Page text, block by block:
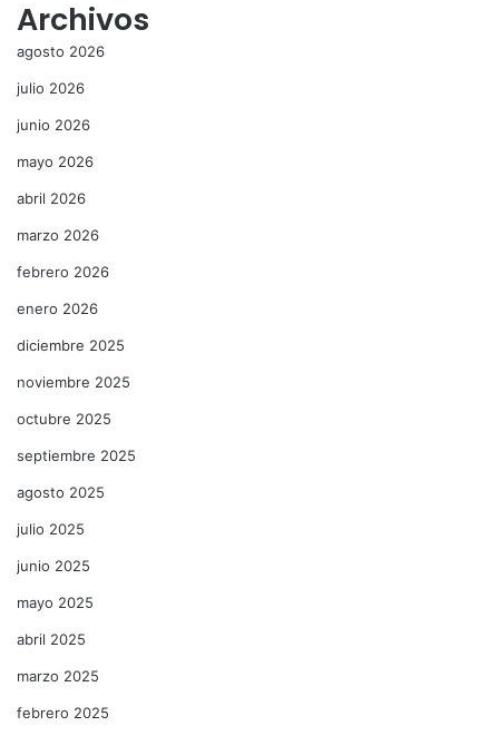
Archivos
agosto 2026
julio 2026
junio 2026
mayo 2026
abril 2026
marzo 2026
febrero 2026
enero 2026
diciembre 2025
noviembre 2025
octubre 2025
septiembre 2025
agosto 2025
julio 2025
junio 2025
mayo 2025
abril 2025
marzo 2025
febrero 2025